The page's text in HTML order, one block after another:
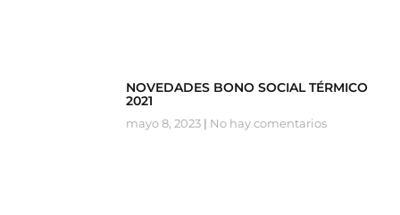
NOVEDADES BONO SOCIAL TÉRMICO
2021
mayo 8, 2023 No hay comentarios